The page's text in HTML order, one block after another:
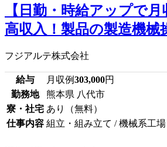
【日勤・時給アップで月
高収入！製品の製造機械
フジアルテ株式会社
給与 月収例303,000円
勤務地
熊本県 八代市
寮・社宅 あり（無料）
仕事内容 組立・組み立て / 機械系工場